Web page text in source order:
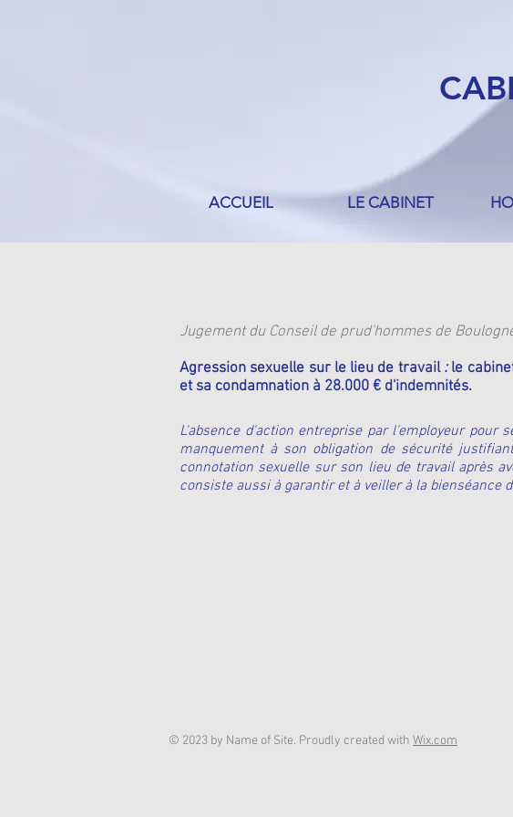
ACCUEIL LE CABINET
Jugement du Conseil de prud'hommes de
Agression sexuelle sur le lieu de travail : le
et sa condamnation à 28.000 € d'indemnités.
L'absence d'action entreprise par l'employeur
manquement à son obligation de sécurité
connotation sexuelle sur son lieu de travail après
consiste aussi à garantir et à veiller à la bienséance
© 2023 by Name of Site. Proudly created with Wix.com